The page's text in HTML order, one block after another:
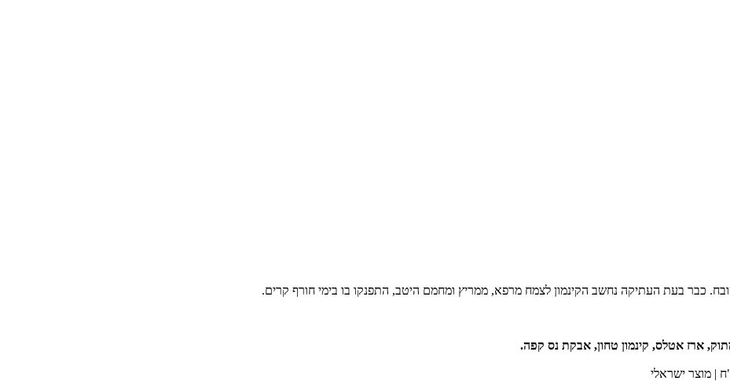
כבר בעת העתיקה נחשב הקינמון לצמח מרפא, ממריץ ומחמם היטב, התפנקו בו בימי חורף קרים.
ארז אטלס, קינמון טחון, אבקת נס קפה.